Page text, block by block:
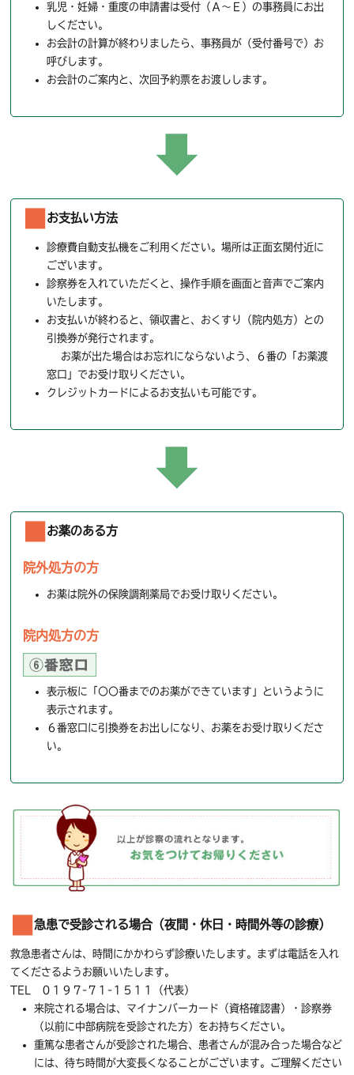
乳児・妊婦・重度の申請書は受付（Ａ～Ｅ）の事務員にお出
しください。
お会計の計算が終わりましたら、事務員が（受付番号で）お
呼びします。
お会計のご案内と、次回予約票をお渡しします。
お支払い方法
診療費自動支払機をご利用ください。場所は正面玄関付近に
ございます。
診察券を入れていただくと、操作手順を画面と音声でご案内
いたします。
お支払いが終わると、領収書と、おくすり（院内処方）との
引換券が発行されます。
お薬が出た場合はお忘れにならないよう、６番の「お薬渡
窓口」でお受け取りください。
クレジットカードによるお支払いも可能です。
お薬のある方
院外処方の方
お薬は院外の保険調剤薬局でお受け取りください。
院内処方の方
表示板に「〇〇番までのお薬ができています」というように
表示されます。
６番窓口に引換券をお出しになり、お薬をお受け取りくださ
い。
急患で受診される場合（夜間・休日・時間外等の診療）
救急患者さんは、時間にかかわらず診療いたします。まずは電話を入れ
てくださるようお願いいたします。
TEL ０１９７-７１-１５１１（代表）
来院される場合は、マイナンバーカード（資格確認書）・診察券
（以前に中部病院を受診された方）をお持ちください。
重篤な患者さんが受診された場合、患者さんが混み合った場合など
には、待ち時間が大変長くなることがございます。ご理解ください